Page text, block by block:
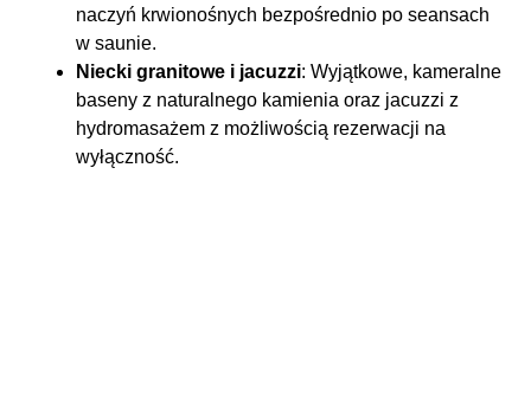
naczyń krwionośnych bezpośrednio po seansach
w saunie.
Niecki granitowe i jacuzzi: Wyjątkowe, kameralne
baseny z naturalnego kamienia oraz jacuzzi z
hydromasażem z możliwością rezerwacji na
wyłączność.